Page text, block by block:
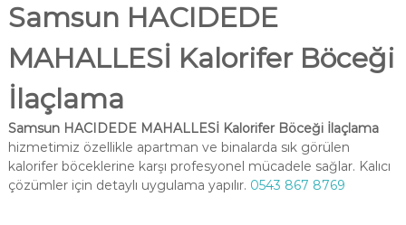
Samsun HACIDEDE
MAHALLESİ Kalorifer Böceği
İlaçlama
Samsun HACIDEDE MAHALLESİ Kalorifer Böceği İlaçlama
hizmetimiz özellikle apartman ve binalarda sık görülen
kalorifer böceklerine karşı profesyonel mücadele sağlar. Kalıcı
çözümler için detaylı uygulama yapılır. 0543 867 8769